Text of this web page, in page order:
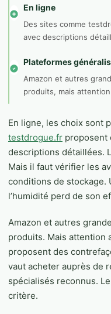
En ligne
Des sites comme
avec descriptions
Plateformes
Amazon et autres
produits, mais
En ligne, les choix sont
testdrogue.fr proposent
descriptions détaillées.
Mais il faut vérifier les
conditions de stockage.
l’humidité perd de son
Amazon et autres
produits. Mais attention
proposent des
vaut acheter auprès de
spécialisés reconnus.
critère.